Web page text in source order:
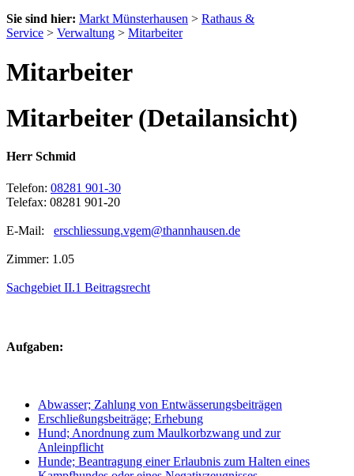
Sie sind hier: Markt Münsterhausen > Rathaus &
Service > Verwaltung > Mitarbeiter
Mitarbeiter
Mitarbeiter (Detailansicht)
Herr Schmid
Telefon: 08281 901-30
Telefax: 08281 901-20
E-Mail: erschliessung.vgem@thannhausen.de
Zimmer: 1.05
Sachgebiet II.1 Beitragsrecht
Aufgaben:
Abwasser; Zahlung von Entwässerungsbeiträgen
Erschließungsbeiträge; Erhebung
Hund; Anordnung zum Maulkorbzwang und zur
Anleinpflicht
Hunde; Beantragung einer Erlaubnis zum Halten eines